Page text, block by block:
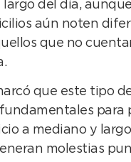
largo del día,
aún noten
que no
que este tipo
para
a mediano y
molestias